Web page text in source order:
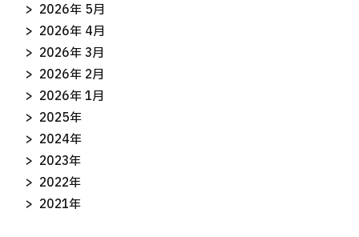
2026年 5月
2026年 4月
2026年 3月
2026年 2月
2026年 1月
2025年
2024年
2023年
2022年
2021年